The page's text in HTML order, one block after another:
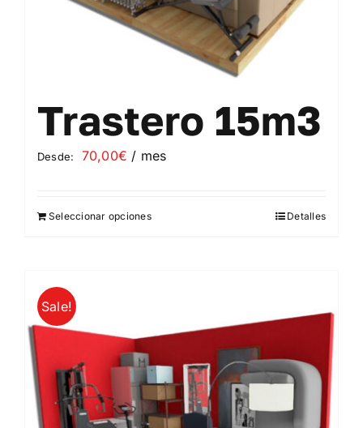
producto
Trastero 15m3
Desde: 70,00€ / mes
Seleccionar opcionesEste
se
pueden
elegir
Detalles
Sale!